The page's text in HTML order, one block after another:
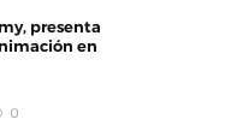
presenta
en
0